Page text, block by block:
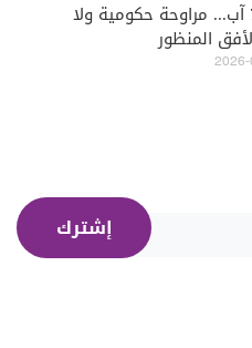
سنة على 7 آب... مراوحة حكومية ولا
المنظور
إشترك